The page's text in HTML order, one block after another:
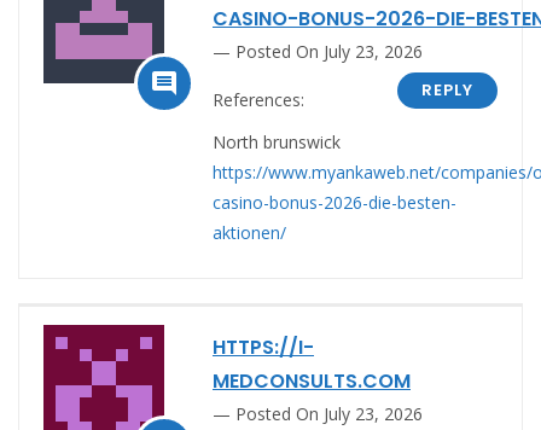

CASINO-BONUS-2026-DIE-
Posted On July 23, 2026
REPLY
References:
North brunswick
https://www.myankaweb.net/companies/
casino-bonus-2026-die-besten-
aktionen/
HTTPS://I-
MEDCONSULTS.COM
Posted On July 23, 2026